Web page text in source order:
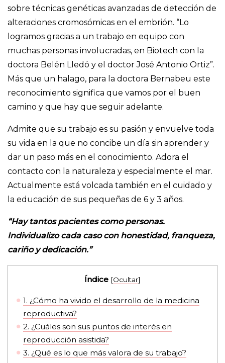
sobre técnicas genéticas avanzadas de detección de
alteraciones cromosómicas en el embrión. “Lo
logramos gracias a un trabajo en equipo con
muchas personas involucradas, en Biotech con la
doctora Belén Lledó y el doctor José Antonio Ortiz”.
Más que un halago, para la doctora Bernabeu este
reconocimiento significa que vamos por el buen
camino y que hay que seguir adelante.
Admite que su trabajo es su pasión y envuelve toda
su vida en la que no concibe un día sin aprender y
dar un paso más en el conocimiento. Adora el
contacto con la naturaleza y especialmente el mar.
Actualmente está volcada también en el cuidado y
la educación de sus pequeñas de 6 y 3 años.
“Hay tantos pacientes como personas.
Individualizo cada caso con honestidad, franqueza,
cariño y dedicación.”
Índice [Ocultar]
1. ¿Cómo ha vivido el desarrollo de la medicina
reproductiva?
2. ¿Cuáles son sus puntos de interés en
reproducción asistida?
3. ¿Qué es lo que más valora de su trabajo?